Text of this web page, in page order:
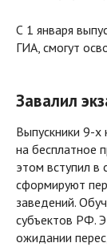
С 1 января
ГИА, смогут
Завалил
Выпускники 9-х
на бесплатное
этом вступил в
сформируют
заведений.
субъектов РФ.
ожидании